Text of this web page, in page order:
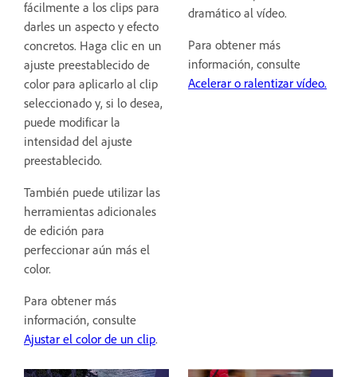
fácilmente a los clips para
darles un aspecto y efecto
concretos. Haga clic en un
ajuste preestablecido de
color para aplicarlo al clip
seleccionado y, si lo desea,
puede modificar la
intensidad del ajuste
preestablecido.
También puede utilizar las
herramientas adicionales
de edición para
perfeccionar aún más el
color.
Para obtener más
información, consulte
Ajustar el color de un clip.
dramático al vídeo.
Para obtener más
información, consulte
Acelerar o ralentizar vídeo.